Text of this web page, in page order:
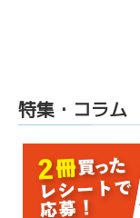
特集・コラム